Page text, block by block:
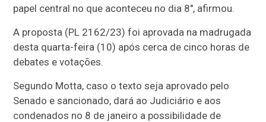
papel central no que aconteceu no dia 8", afirmou.
A proposta (PL 2162/23) foi aprovada na madrugada
desta quarta-feira (10) após cerca de cinco horas de
debates e votações.
Segundo Motta, caso o texto seja aprovado pelo
Senado e sancionado, dará ao Judiciário e aos
condenados no 8 de janeiro a possibilidade de